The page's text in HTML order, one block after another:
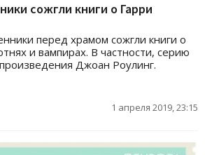
сожгли книги о Гарри
перед храмом сожгли книги о
и вампирах. В частности, серию
Джоан Роулинг.
1 апреля 2019, 23:15